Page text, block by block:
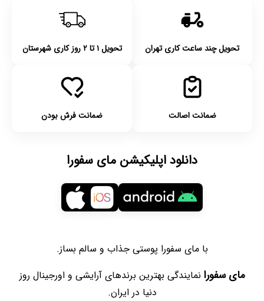
تحویل چند ساعت کاری تهران تحویل ۱ تا ۲ روز کاری شهرستان
ضمانت اصالت ضمانت فرش بودن
دانلود اپلیکیشن مای سفورا
با مای سفورا پوستی جذاب و سالم بساز.
مای سفورا نمایندگی بهترین برندهای آرایشی و اورجینال روز
دنیا در ایران.